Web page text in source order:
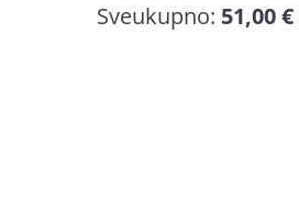
Sveukupno: 51,00 €